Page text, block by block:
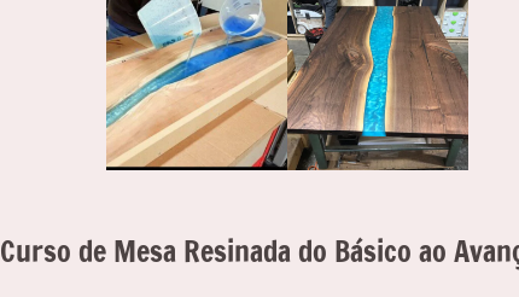
de
uma
mesa
redonda
para
reuniões
mesa
Curso de Mesa Resinada do Básico ao